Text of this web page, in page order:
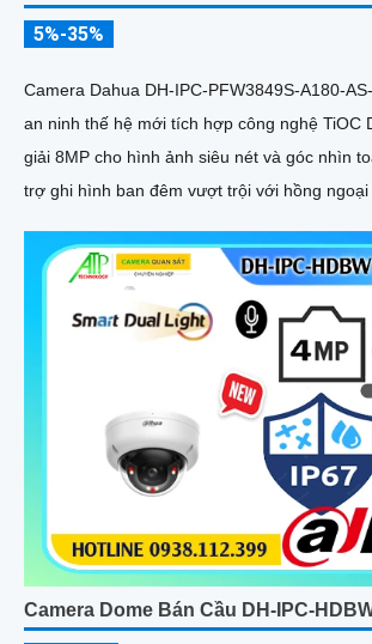
5%-35%
Camera Dahua DH-IPC-PFW3849S-A180-
an ninh thế hệ mới tích hợp công nghệ TiOC
giải 8MP cho hình ảnh siêu nét và góc nhìn
trợ ghi hình ban đêm vượt trội với hồng
đáp ứng nhu cầu lưu trữ dài hạn, thiết kế
nước, cấp nguồn POE
Camera Dome Bán Cầu DH-IPC-